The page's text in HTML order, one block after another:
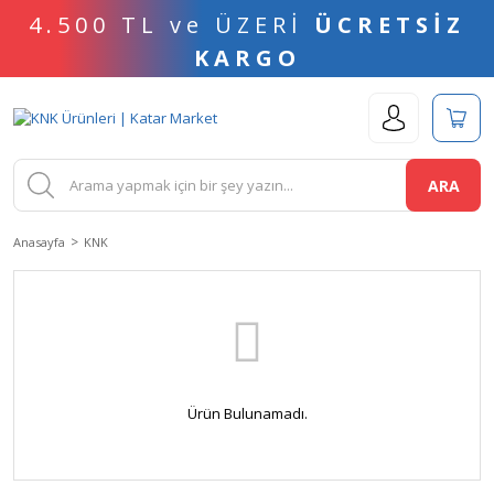
4.500 TL ve ÜZERİ ÜCRETSİZ
KARGO
ARA
Anasayfa KNK
Ürün Bulunamadı.